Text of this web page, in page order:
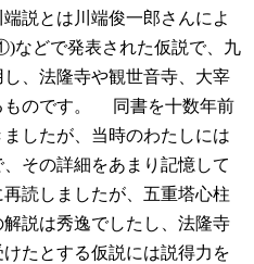
説とは川端俊一郎さんによ
などで発表された仮説で、九
、法隆寺や観世音寺、大宰
のです。
同書を十数年前
したが、当時のわたしには
その詳細をあまり記憶して
読しましたが、五重塔心柱
説は秀逸でしたし、法隆寺
たとする仮説には説得力を